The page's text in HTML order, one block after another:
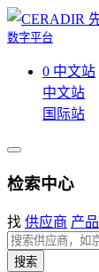
数字平台
0 中文站
中文站
国际站
检索中心
找 供应商 产品
搜索